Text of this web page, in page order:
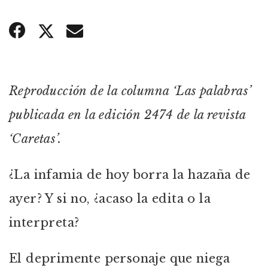
Reproducción de la columna ‘Las palabras’
publicada en la edición 2474 de la revista
‘Caretas’.
¿La infamia de hoy borra la hazaña de
ayer? Y si no, ¿acaso la edita o la
interpreta?
El deprimente personaje que niega